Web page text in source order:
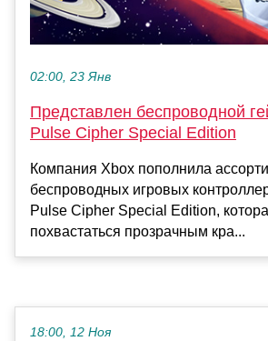
02:00, 23 Янв
Представлен беспроводной
Pulse Cipher Special Edition
Компания Xbox пополнила
беспроводных игровых
Pulse Cipher Special Edition,
похвастаться прозрачным кра...
18:00, 12 Ноя